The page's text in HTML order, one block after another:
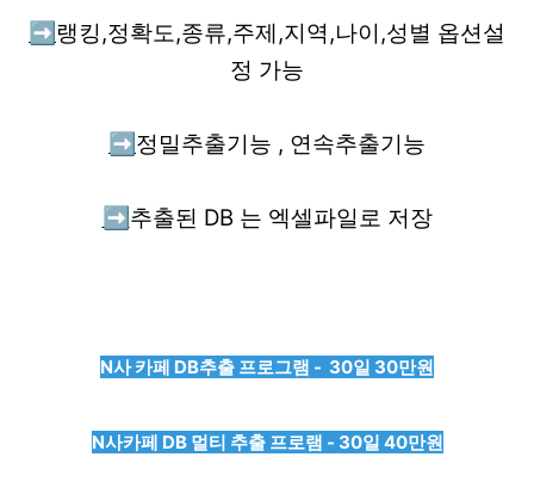
➡️ 랭킹,정확도,종류,주제,지역,나이,성별 옵션설
정 가능
➡️ 정밀추출기능 , 연속추출기능
➡️ 추출된 DB 는 엑셀파일로 저장
N사 카페 DB추출 프로그램 - 30일 30만원
N사카페 DB 멀티 추출 프로램 - 30일 40만원